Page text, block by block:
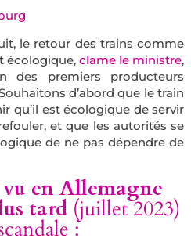
le retour des trains comme
écologique, clame le ministre,
des premiers producteurs
d’abord que le train
qu’il est écologique de servir
et que les autorités se
de ne pas dépendre de
en Allemagne
tard (juillet 2023)
: